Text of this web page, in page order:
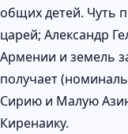
общих детей. Чуть
царей; Александр
Армении и земель
получает
Сирию и Малую
Киренаику.